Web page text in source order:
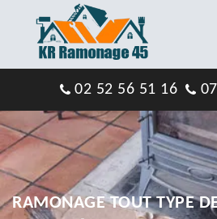
02 52 56 51 16
RAMONAGE TOUT TYPE